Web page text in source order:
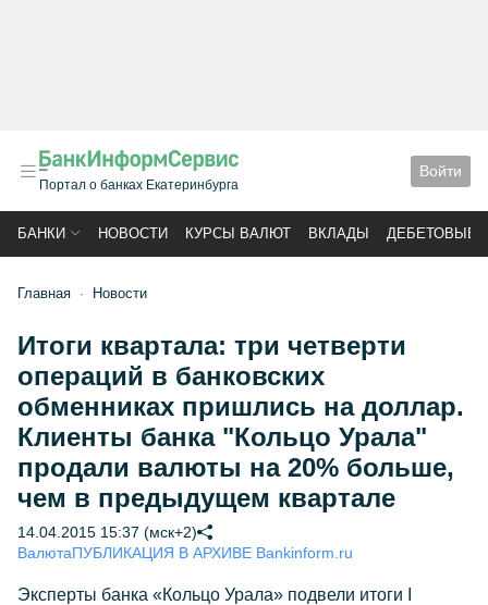
Портал о банках Екатеринбурга
Войти
БАНКИ НОВОСТИ КУРСЫ ВАЛЮТ ВКЛАДЫ ДЕБЕТОВЫЕ
Главная Новости
Итоги квартала: три четверти
операций в банковских
обменниках пришлись на доллар.
Клиенты банка "Кольцо Урала"
продали валюты на 20% больше,
чем в предыдущем квартале
14.04.2015 15:37 (мск+2)
ВалютаПУБЛИКАЦИЯ В АРХИВЕ Bankinform.ru
Эксперты банка «Кольцо Урала» подвели итоги I